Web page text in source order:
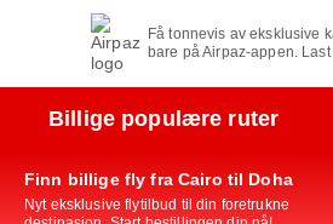
Få tonnevis av eksklusive
bare på Airpaz-appen.
Billige populære ruter
Finn billige fly fra Cairo til Doha
Nyt eksklusive flytilbud til din foretrukne